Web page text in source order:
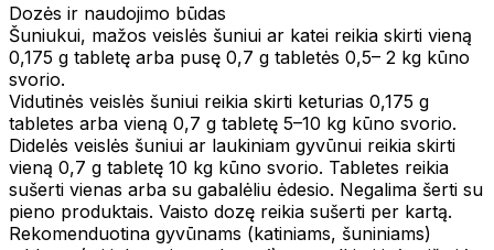
Dozės ir naudojimo būdas
Šuniukui, mažos veislės šuniui ar katei reikia skirti vieną
0,175 g tabletę arba pusę 0,7 g tabletės 0,5– 2 kg kūno
svorio.
Vidutinės veislės šuniui reikia skirti keturias 0,175 g
tabletes arba vieną 0,7 g tabletę 5–10 kg kūno svorio.
Didelės veislės šuniui ar laukiniam gyvūnui reikia skirti
vieną 0,7 g tabletę 10 kg kūno svorio. Tabletes reikia
sušerti vienas arba su gabalėliu ėdesio. Negalima šerti su
pieno produktais. Vaisto dozę reikia sušerti per kartą.
Rekomenduotina gyvūnams (katiniams, šuniniams)